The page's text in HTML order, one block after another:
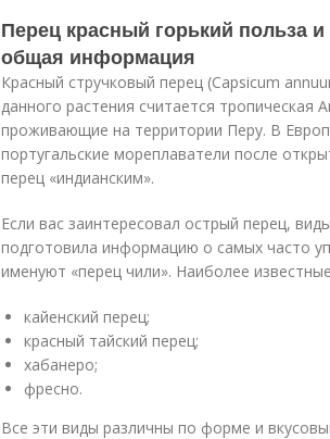
Перец красный горький польза
общая информация
Красный стручковый перец (Capsicum
данного растения считается
проживающие на территории Перу. В
португальские мореплаватели после
перец «индианским».
Если вас заинтересовал острый перец,
подготовила информацию о самых часто
именуют «перец чили». Наиболее
кайенский перец;
красный тайский перец;
хабанеро;
фресно.
Все эти виды различны по форме и